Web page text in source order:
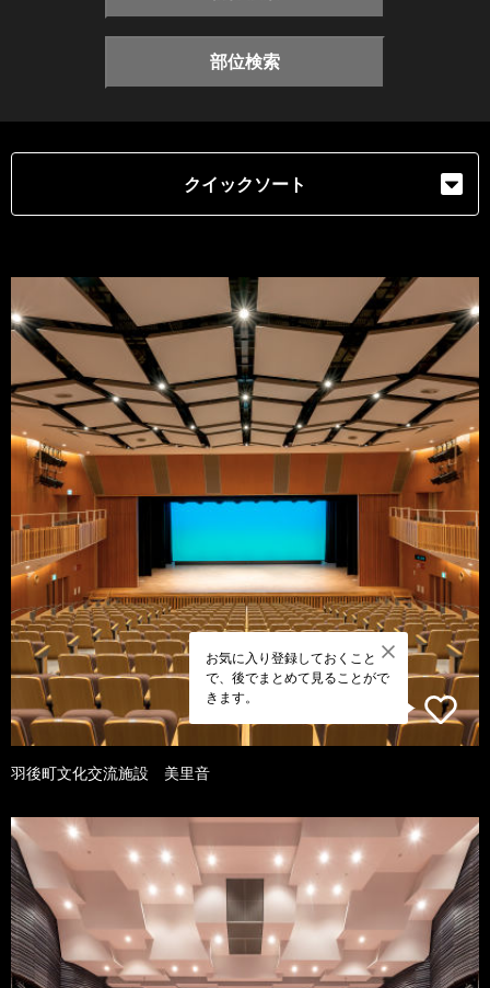
部位検索
クイックソート
お気に入り登録しておくこと
で、後でまとめて見ることがで
きます。
羽後町文化交流施設 美里音